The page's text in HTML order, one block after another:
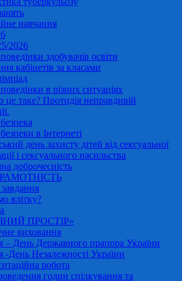
навчання
2026
здобувачів освіти
кабінетів за класами
в різних ситуаціях
таке? Протидія неправдивій
в Інтернеті
день захисту дітей від сексуальної
і сексуального насильства
доброчесність
влітку?
ПРОСТІР»
виховання
– День Державного прапора України
-День Незалежності України
робота
годин спілкування та